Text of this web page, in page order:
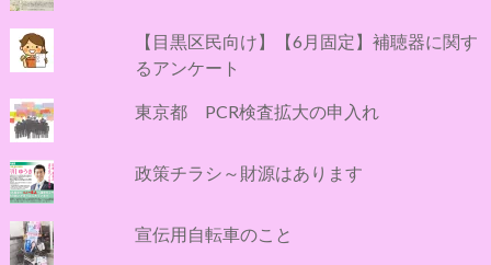
【目黒区民向け】【6月固定】補聴器に関す
るアンケート
東京都 PCR検査拡大の申入れ
政策チラシ～財源はあります
宣伝用自転車のこと